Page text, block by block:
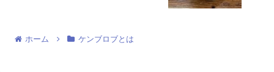
ホーム ケンブロブとは